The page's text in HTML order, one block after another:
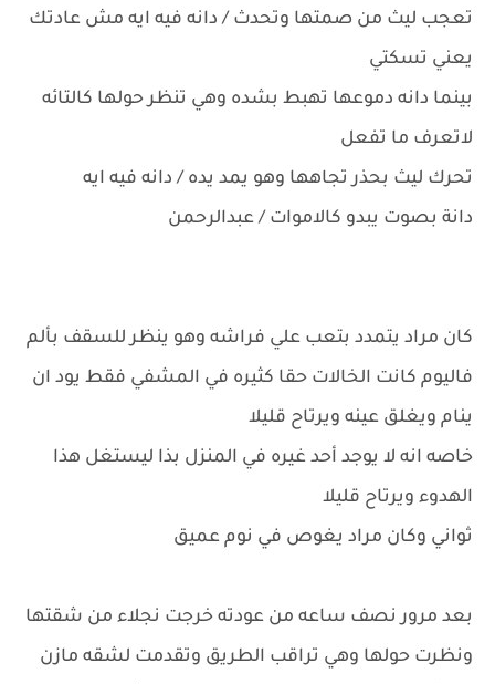
تعجب ليث من صمتها وتحدث / دانه فيه ايه مش عادتك
يعني تسكتي
بينما دانه دموعها تهبط بشده وهي تنظر حولها كالتائه
لاتعرف ما تفعل
تحرك ليث بحذر تجاهها وهو يمد يده / دانه فيه ايه
دانة بصوت يبدو كالاموات / عبدالرحمن
كان مراد يتمدد بتعب علي فراشه وهو ينظر للسقف بألم
فاليوم كانت الخالات حقا كثيره في المشفي فقط يود ان
ينام ويغلق عينه ويرتاح قليلا
خاصه انه لا يوجد أحد غيره في المنزل بذا ليستغل هذا
الهدوء ويرتاح قليلا
ثواني وكان مراد يغوص في نوم عميق
بعد مرور نصف ساعه من عودته خرجت نجلاء من شقتها
ونظرت حولها وهي تراقب الطريق وتقدمت لشقه مازن